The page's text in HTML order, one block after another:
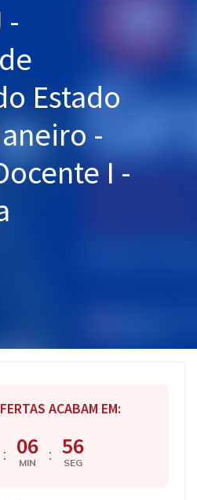
-
Estado
-
I -
ACABAM EM:
: 06
MIN : 55
SEG